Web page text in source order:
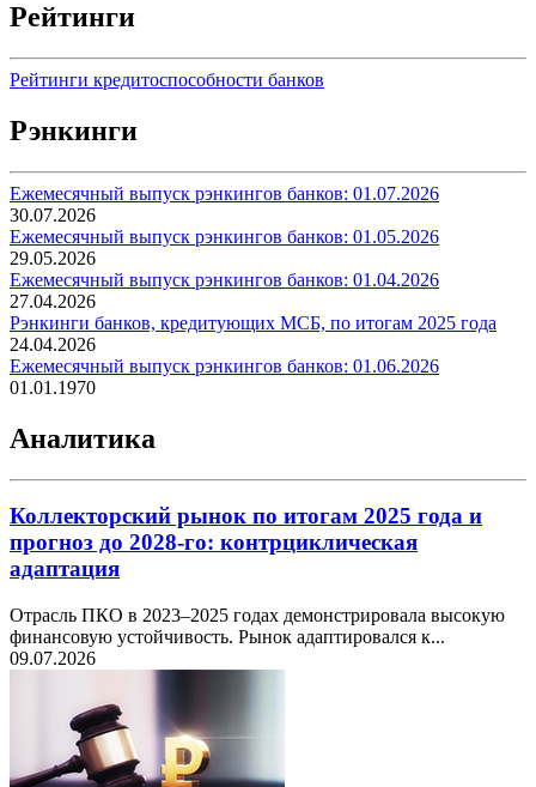
Рейтинги
Рейтинги кредитоспособности банков
Рэнкинги
Ежемесячный выпуск рэнкингов банков: 01.07.2026
30.07.2026
Ежемесячный выпуск рэнкингов банков: 01.05.2026
29.05.2026
Ежемесячный выпуск рэнкингов банков: 01.04.2026
27.04.2026
Рэнкинги банков, кредитующих МСБ, по итогам 2025 года
24.04.2026
Ежемесячный выпуск рэнкингов банков: 01.06.2026
01.01.1970
Аналитика
Коллекторский рынок по итогам 2025 года и
прогноз до 2028-го: контрциклическая
адаптация
Отрасль ПКО в 2023–2025 годах демонстрировала высокую
финансовую устойчивость. Рынок адаптировался к...
09.07.2026